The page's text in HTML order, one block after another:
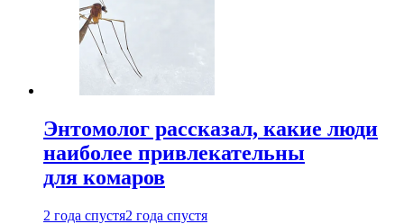
Энтомолог рассказал, какие люди
наиболее привлекательны
для комаров
2 года спустя2 года спустя